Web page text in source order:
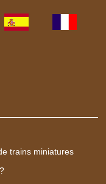
trains miniatures